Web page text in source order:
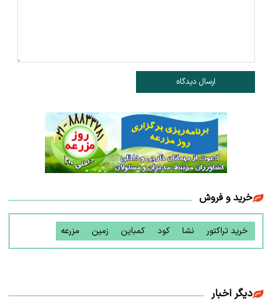
ارسال دیدگاه
خرید و فروش
خرید تراکتور نشا کود کمباین زمین مزرعه
دیگر اخبار